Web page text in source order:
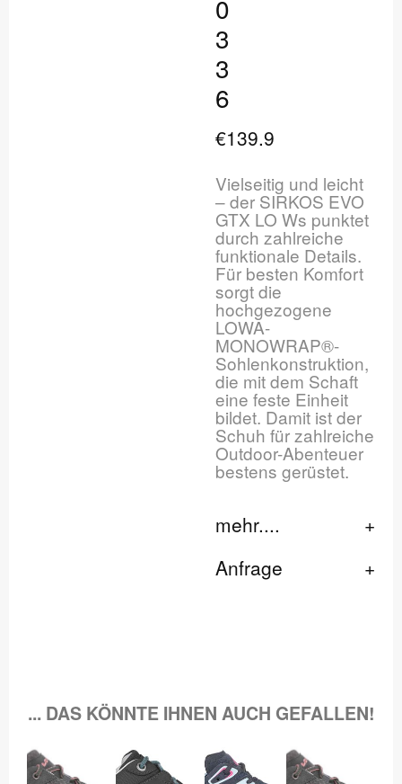
0
3
3
6
€139.9
Vielseitig und leicht
– der SIRKOS EVO
GTX LO Ws punktet
durch zahlreiche
funktionale Details.
Für besten Komfort
sorgt die
hochgezogene
LOWA-
MONOWRAP®-
Sohlenkonstruktion,
die mit dem Schaft
eine feste Einheit
bildet. Damit ist der
Schuh für zahlreiche
Outdoor-Abenteuer
bestens gerüstet.
mehr....
Anfrage
... DAS KÖNNTE IHNEN AUCH GEFALLEN!